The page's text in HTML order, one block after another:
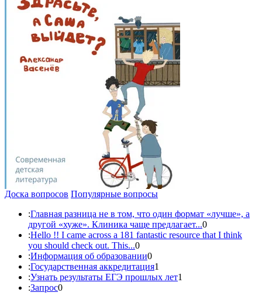
Доска вопросов Популярные вопросы
:Главная разница не в том, что один формат «лучше», а
другой «хуже». Клиника чаще предлагает...0
:Hello !! I came across a 181 fantastic resource that I think
you should check out. This...0
:Информация об образовании0
:Государственная аккредитация1
:Узнать результаты ЕГЭ прошлых лет1
:Запрос0